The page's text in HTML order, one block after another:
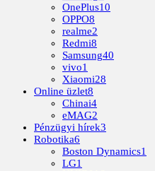
OnePlus10
OPPO8
realme2
Redmi8
Samsung40
vivo1
Xiaomi28
Online üzlet8
Chinai4
eMAG2
Pénzügyi hírek3
Robotika6
Boston Dynamics1
LG1